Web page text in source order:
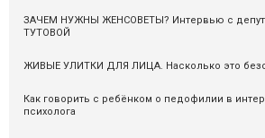
ЗАЧЕМ НУЖНЫ ЖЕНСОВЕТЫ? Интервью с
ТУТОВОЙ
ЖИВЫЕ УЛИТКИ ДЛЯ ЛИЦА. Насколько это
Как говорить с ребёнком о педофилии в
психолога